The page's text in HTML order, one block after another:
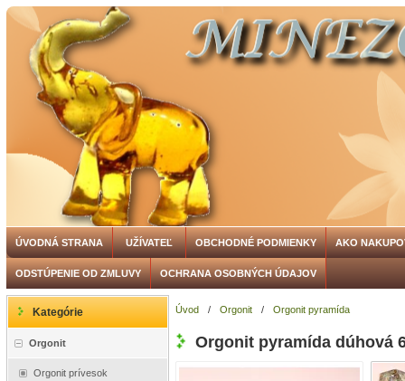
ÚVODNÁ STRANA UŽÍVATEĽ OBCHODNÉ PODMIENKY AKO
ODSTÚPENIE OD ZMLUVY OCHRANA OSOBNÝCH ÚDAJOV
Kategórie
Orgonit
Orgonit prívesok
Úvod / Orgonit / Orgonit pyramída
Orgonit pyramída dúhová